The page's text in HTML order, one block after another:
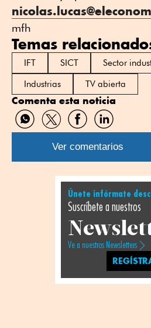
mfh
Temas
IFT SICT Sector
Industrias
TV abierta
Comenta esta noticia
Compartir
por
WhatsApp
Compartir
por
Twitter
Compartir
por
Facebook
Compartir
por
Linkedin
Ver comentarios
Únete infórmate
Suscríbete a nuestros
Ve a nuestros Newsletters